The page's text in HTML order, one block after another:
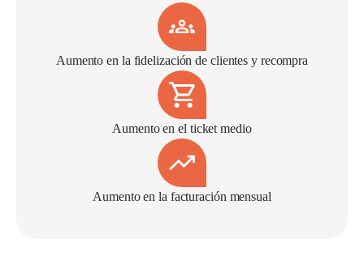
Aumento en la fidelización de clientes y recompra
Aumento en el ticket medio
Aumento en la facturación mensual